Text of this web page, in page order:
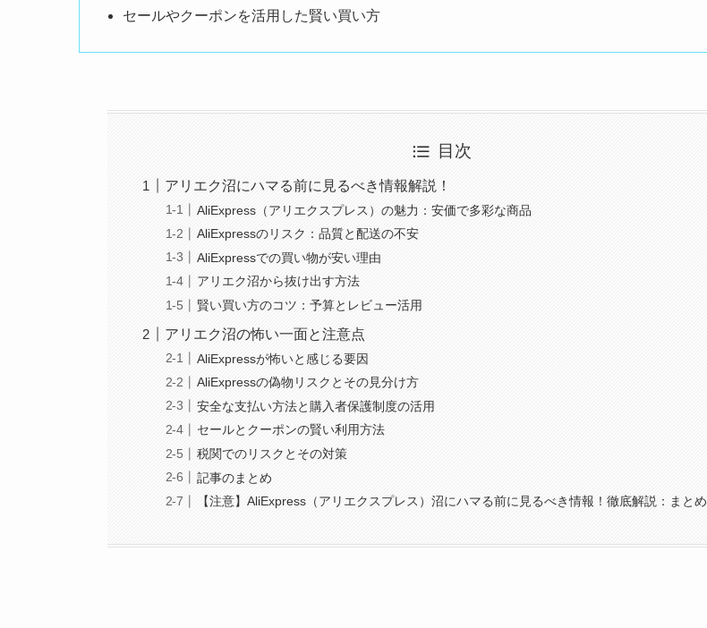
セールやクーポンを活用した賢い買い方
目次
アリエク沼にハマる前に見るべき情報解説！
AliExpress（アリエクスプレス）の魅力：安価で多彩な商品
AliExpressのリスク：品質と配送の不安
AliExpressでの買い物が安い理由
アリエク沼から抜け出す方法
賢い買い方のコツ：予算とレビュー活用
アリエク沼の怖い一面と注意点
AliExpressが怖いと感じる要因
AliExpressの偽物リスクとその見分け方
安全な支払い方法と購入者保護制度の活用
セールとクーポンの賢い利用方法
税関でのリスクとその対策
記事のまとめ
【注意】AliExpress（アリエクスプレス）沼にハマる前に見るべき情報！徹底解説：まとめ